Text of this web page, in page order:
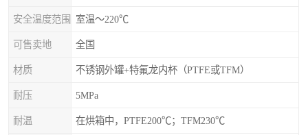
安全温度范围 室温～220℃
可售卖地 全国
材质 不锈钢外罐+特氟龙内杯（PTFE或TFM）
耐压 5MPa
耐温 在烘箱中，PTFE200℃；TFM230℃